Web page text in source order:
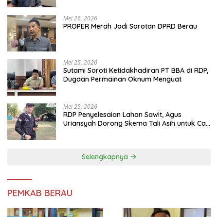
Mei 26, 2026
PROPER Merah Jadi Sorotan DPRD Berau
Mei 25, 2026
Sutami Soroti Ketidakhadiran PT BBA di RDP,
Dugaan Permainan Oknum Menguat
Mei 25, 2026
RDP Penyelesaian Lahan Sawit, Agus
Uriansyah Dorong Skema Tali Asih untuk Cari
Selengkapnya
PEMKAB BERAU